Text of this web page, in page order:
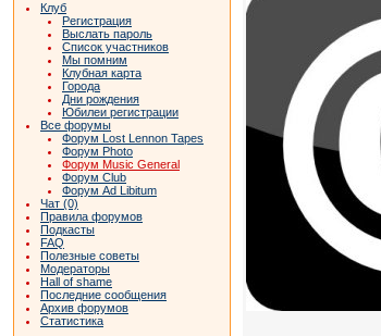
Клуб
Регистрация
Выслать пароль
Список участников
Мы помним
Клубная карта
Города
Дни рождения
Юбилеи регистрации
Все форумы
Форум Lost Lennon Tapes
Форум Photo
Форум Music General
Форум Club
Форум Ad Libitum
Чат (0)
Правила форумов
Подкасты
FAQ
Полезные советы
Модераторы
Hall of shame
Последние сообщения
Архив форумов
Статистика